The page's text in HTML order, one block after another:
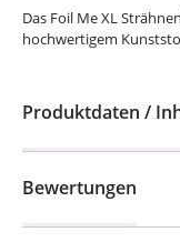
Das Foil Me XL
hochwertigem
Produktdaten /
Bewertungen